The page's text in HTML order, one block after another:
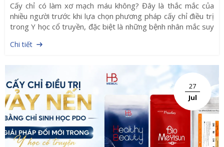
Cấy chỉ có làm xơ mạch máu không? Đây là thắc mắc của
nhiều người trước khi lựa chọn phương pháp cấy chỉ điều trị
trong Y học cổ truyền, đặc biệt là những bệnh nhân mắc suy
chưa có bằng chứng khoa học cho thấy cấy chỉ gây xơ mạch
Chi tiết
27
Jul